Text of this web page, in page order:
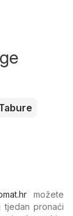
možete
tjedan pronaći